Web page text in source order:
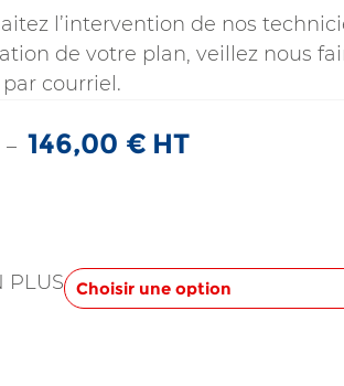
– 146,00 € Plage
à
146,00 €
HT
PLUS
l’intervention de nos
de votre plan, veillez nous
courriel.